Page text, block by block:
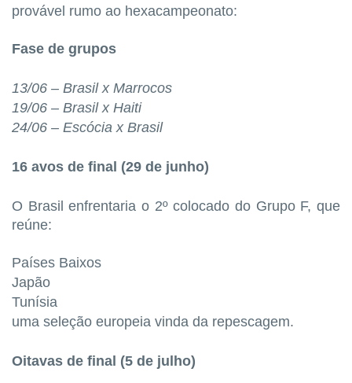
provável rumo ao hexacampeonato:
Fase de grupos
13/06 – Brasil x Marrocos
19/06 – Brasil x Haiti
24/06 – Escócia x Brasil
16 avos de final (29 de junho)
O Brasil enfrentaria o 2º colocado do Grupo F, que
reúne:
Países Baixos
Japão
Tunísia
uma seleção europeia vinda da repescagem.
Oitavas de final (5 de julho)